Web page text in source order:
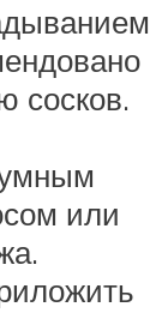
сосков.
или